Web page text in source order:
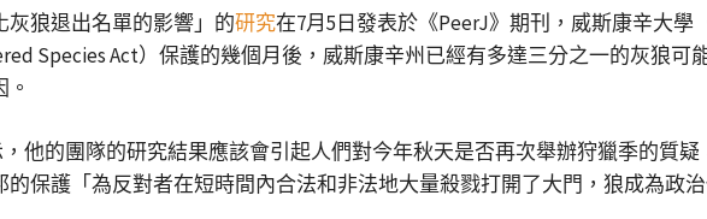
狼退出名單的影響」的研究在7月5日發表於《PeerJ》期刊，威斯康辛大學
Species Act）保護的幾個月後，威斯康辛州已經有多達三分之一的灰狼可
他的團隊的研究結果應該會引起人們對今年秋天是否再次舉辦狩獵季的質
保護「為反對者在短時間內合法和非法地大量殺戮打開了大門，狼成為政治